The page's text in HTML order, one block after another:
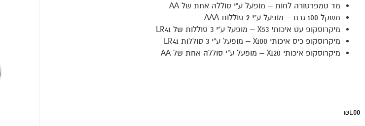
מד טמפרטורה לחות – מופעל ע"י סוללה אחת של AA
משקל 100 גרם – מופעל ע"י 2 סוללות AAA
מיקרוסקופ עט איכותי X53 – מופעל ע"י 3 סוללות של LR41
מיקרוסקופ כיס איכותי X100 – מופעל ע"י 3 סוללות LR41
מיקרוסקופ איכותי X120 – מופעל ע"י סוללה אחת של AA
₪1.00